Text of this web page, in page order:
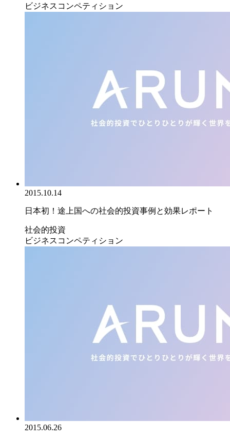
ビジネスコンペティション
2015.10.14
日本初！途上国への社会的投資事例と効果レポート
社会的投資
ビジネスコンペティション
2015.06.26